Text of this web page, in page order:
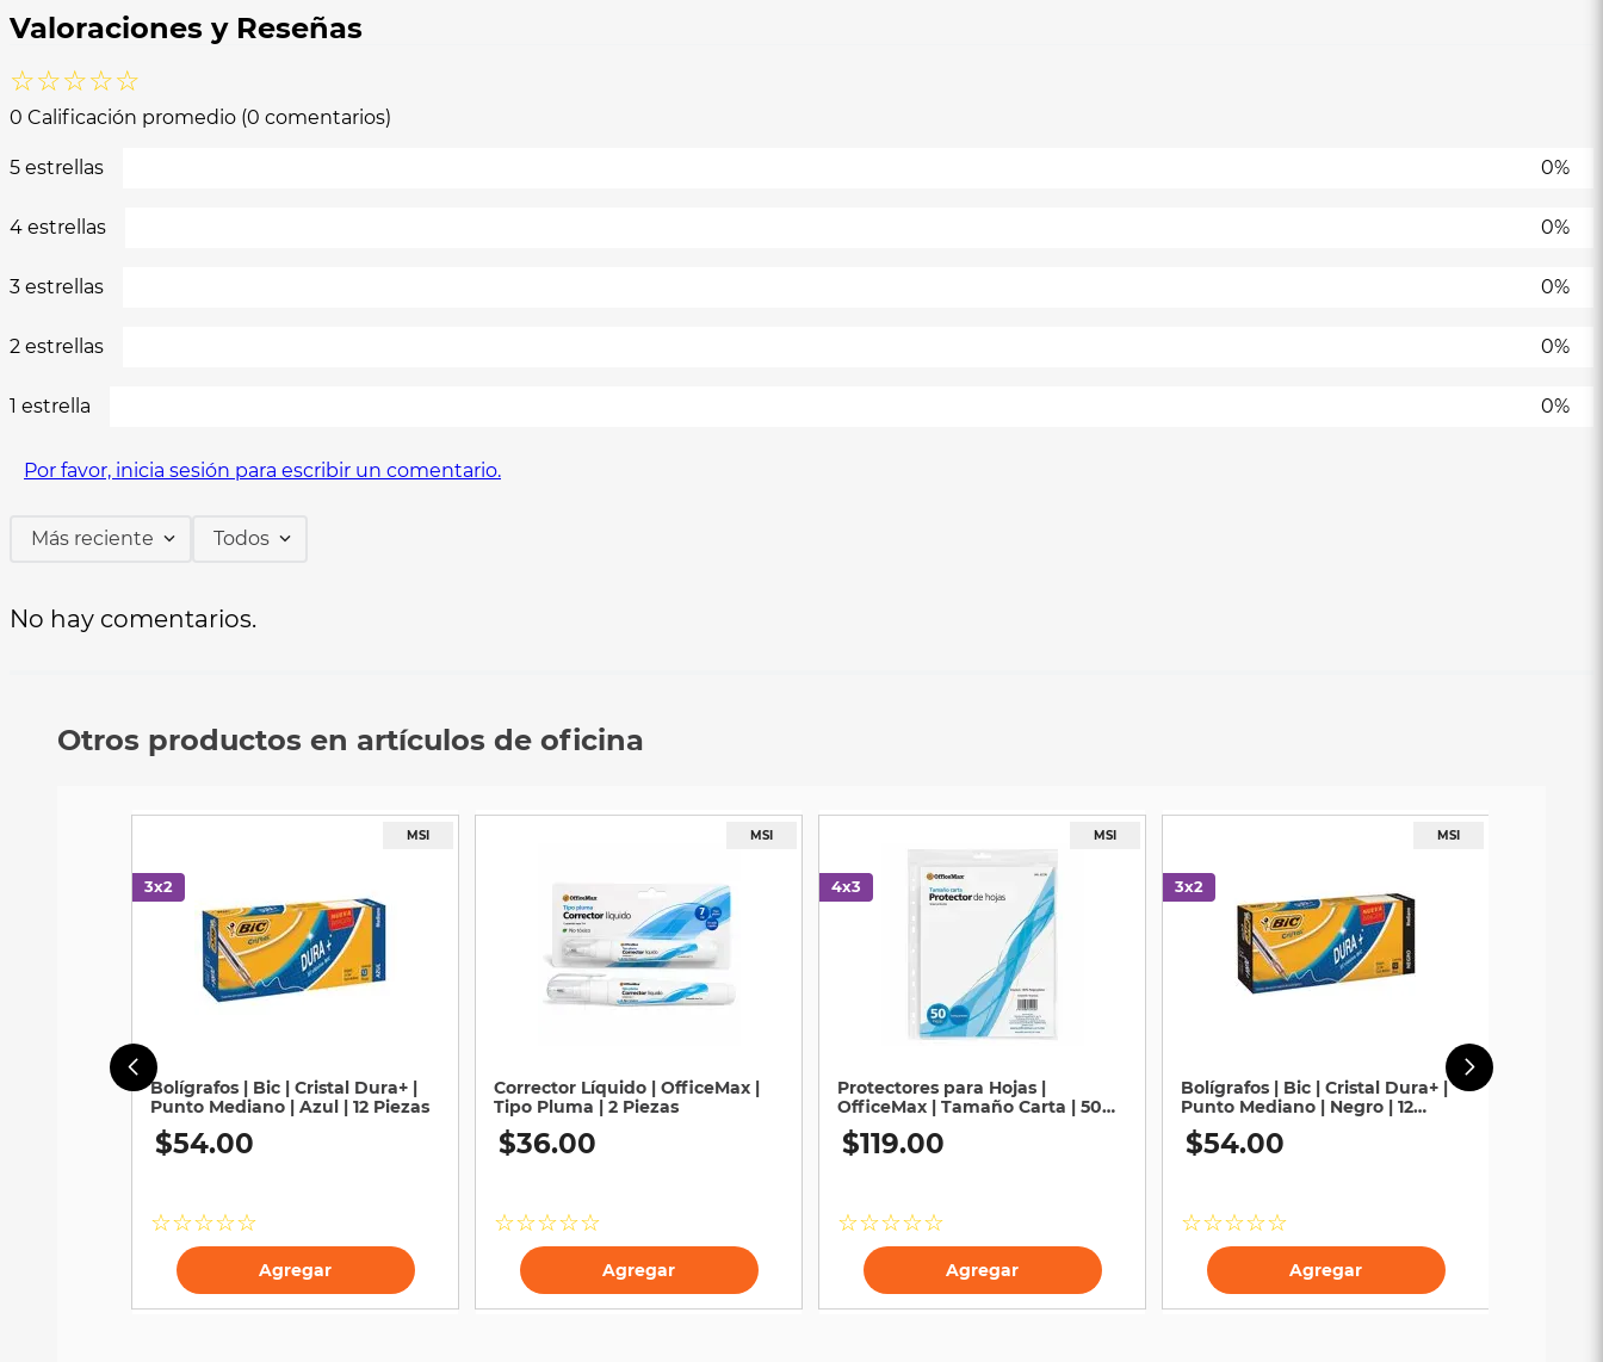
☆☆☆☆☆
0 Calificación promedio (0 comentarios)
5 estrellas 0%
4 estrellas 0%
3 estrellas 0%
2 estrellas 0%
1 estrella 0%
Por favor, inicia sesión para escribir un comentario.
Más reciente Todos
No hay comentarios.
Otros productos en artículos de oficina
Bolígrafos | Bic | Cristal Dura+ |
Punto Mediano | Azul | 12 Piezas
$54.00
☆☆☆☆☆
Agregar
Corrector Líquido | OfficeMax |
Tipo Pluma | 2 Piezas
$36.00
☆☆☆☆☆
Agregar
Protectores para Hojas |
OfficeMax | Tamaño Carta | 50
Piezas
$119.00
☆☆☆☆☆
Agregar
Bolígrafos | Bic | Cristal Dura+ |
Punto Mediano | Negro | 12
Piezas
$54.00
☆☆☆☆☆
Agregar